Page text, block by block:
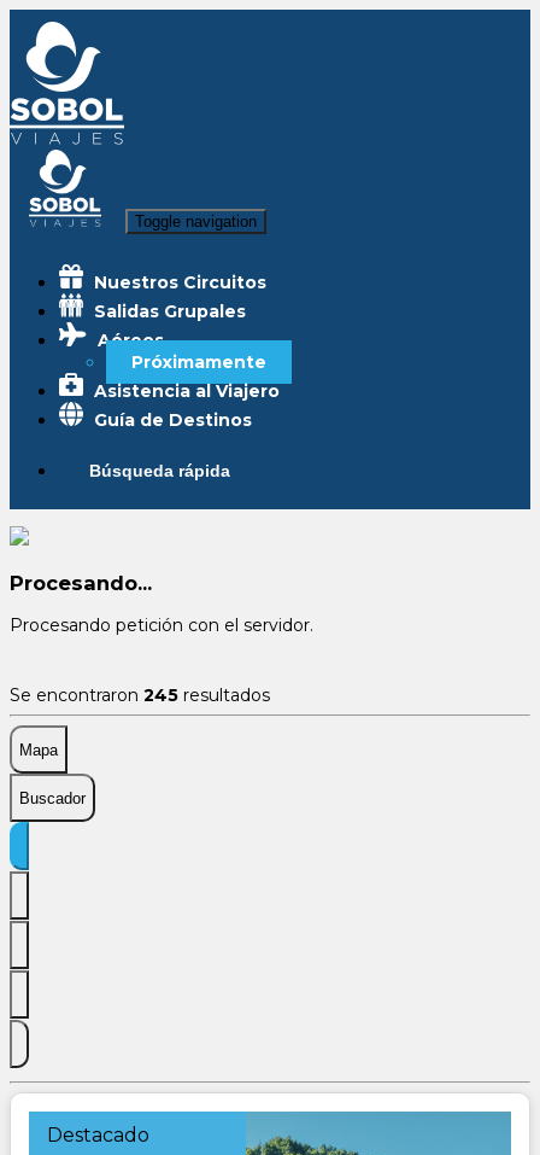
Toggle navigation
Nuestros Circuitos
Salidas Grupales
Aéreos
Próximamente
Asistencia al Viajero
Guía de Destinos
Búsqueda rápida
Procesando...
Procesando petición con el servidor.
Se encontraron 245 resultados
Mapa
Buscador
Destacado